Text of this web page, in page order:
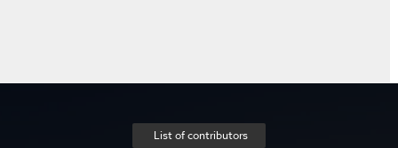
List of contributors